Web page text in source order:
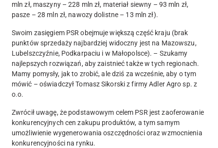
mln zł, maszyny – 228 mln zł, materiał siewny – 93 mln zł,
pasze – 28 mln zł, nawozy dolistne – 13 mln zł).
Swoim zasięgiem PSR obejmuje większą część kraju (brak
punktów sprzedaży najbardziej widoczny jest na Mazowszu,
Lubelszczyźnie, Podkarpaciu i w Małopolsce). – Szukamy
najlepszych rozwiązań, aby zaistnieć także w tych regionach.
Mamy pomysły, jak to zrobić, ale dziś za wcześnie, aby o tym
mówić – oświadczył Tomasz Sikorski z firmy Adler Agro sp. z
o.o.
Zwrócił uwagę, że podstawowym celem PSR jest zaoferowanie
konkurencyjnych cen zakupu produktów, a tym samym
umożliwienie wygenerowania oszczędności oraz wzmocnienia
konkurencyjności na rynku.